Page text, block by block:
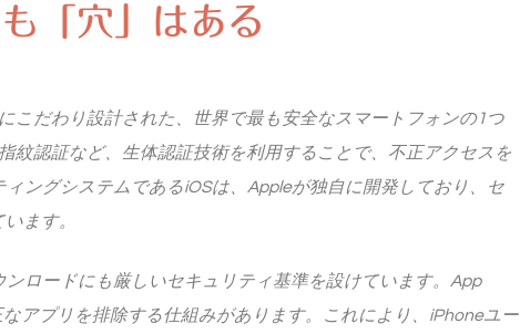
「穴」はある
こだわり設計された、世界で最も安全なスマートフォンの1つ
紋認証など、生体認証技術を利用することで、不正アクセスを
ングシステムであるiOSは、Appleが独自に開発しており、セ
ます。
ロードにも厳しいセキュリティ基準を設けています。App
アプリを排除する仕組みがあります。これにより、iPhoneユー